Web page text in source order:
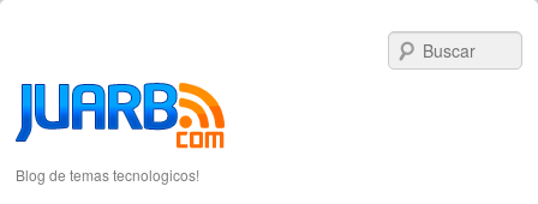
Blog de temas tecnologicos!